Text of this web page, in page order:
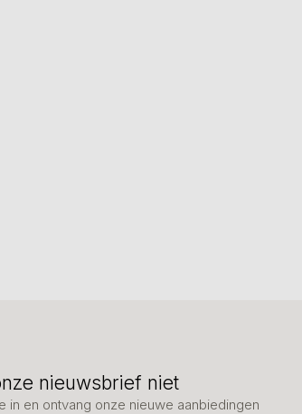
nieuwsbrief niet
in en ontvang onze nieuwe aanbiedingen